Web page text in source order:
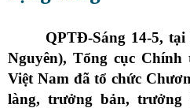
QPTĐ-Sáng 14-5,
Nguyên), Tổng cục
Việt Nam đã tổ chức
làng, trưởng bản,